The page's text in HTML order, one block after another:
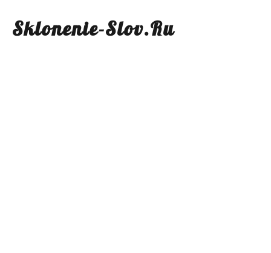
Sklonenie-Slov.Ru